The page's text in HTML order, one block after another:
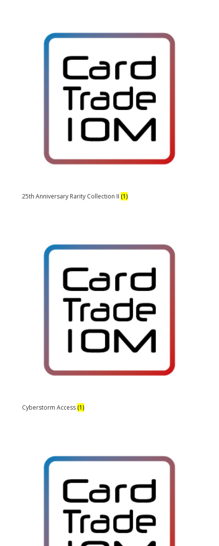
25th Anniversary Rarity Collection II (1)
Cyberstorm Access (1)